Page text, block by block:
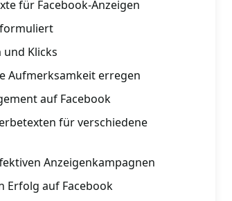
für Facebook-Anzeigen
Klicks
Aufmerksamkeit erregen
auf Facebook
für verschiedene
Anzeigenkampagnen
Erfolg auf Facebook